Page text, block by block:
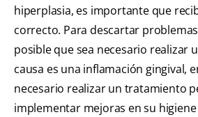
hiperplasia, es importante que
correcto. Para descartar
posible que sea necesario realizar
causa es una inflamación gingival,
necesario realizar un tratamiento
implementar mejoras en su higiene